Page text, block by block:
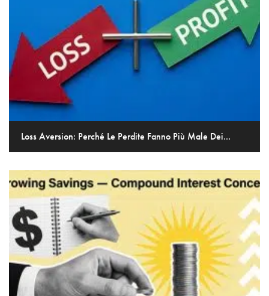
Loss Aversion: Perché Le Perdite Fanno Più Male Dei...